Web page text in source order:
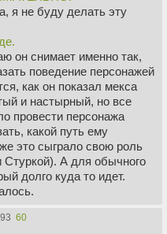
я не буду делать эту
он снимает именно так,
поведение персонажей
как он показал мекса
и настырный, но все
провести персонажа
какой путь ему
это сыграло свою роль
А для обычного
долго куда то идет.
60